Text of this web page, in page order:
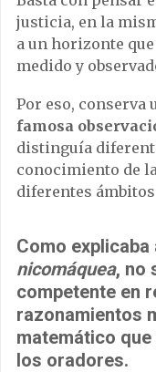
justicia, en la
a un horizonte
medido y
Por eso, conserva
famosa
distinguía
conocimiento de
diferentes
Como
nicomáquea, no
competente en
razonamientos
matemático
los oradores.